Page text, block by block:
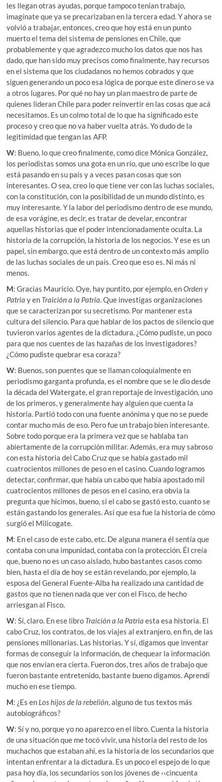
les llegan otras ayudas, porque tampoco tenían trabajo,
imagínate que ya se precarizaban en la tercera edad. Y ahora se
volvió a trabajar, entonces, creo que hoy está en un punto
muerto el tema del sistema de pensiones en Chile, que
probablemente y que agradezco mucho los datos que nos has
dado, que han sido muy precisos como finalmente, hay recursos
en el sistema que los ciudadanos no hemos cobrados y que
siguen generando un poco esa lógica de porque este dinero se va
a otros lugares. Por qué no hay un plan maestro de parte de
quienes lideran Chile para poder reinvertir en las cosas que acá
necesitamos. Es un colmo total de lo que ha significado este
proceso y creo que no va haber vuelta atrás. Yo dudo de la
legitimidad que tengan las AFP.
W: Bueno, lo que creo finalmente, como dice Mónica González,
los periodistas somos una gota en un río, que uno escribe lo que
está pasando en su país y a veces pasan cosas que son
interesantes. O sea, creo lo que tiene ver con las luchas sociales,
con la constitución, con la posibilidad de un mundo distinto, es
muy interesante. Y la labor del periodismo dentro de ese mundo,
de esa vorágine, es decir, es tratar de develar, encontrar
aquellas historias que el poder intencionadamente oculta. La
historia de la corrupción, la historia de los negocios. Y ese es un
papel, sin embargo, que está dentro de un contexto más amplio
de las luchas sociales de un país. Creo que eso es. Ni más ni
menos.
M: Gracias Mauricio. Oye, hay puntito, por ejemplo, enOrden y
Patria y en Traición a la Patria. Que investigas organizaciones
que se caracterizan por su secretismo. Por mantener esta
cultura del silencio. Para que hablar de los pactos de silencio que
tuvieron varios agentes de la dictadura. ¿Cómo pudiste, un poco
para que nos cuentes de las hazañas de los investigadores?
¿Cómo pudiste quebrar esa coraza?
W: Buenos, son puentes que se llaman coloquialmente en
periodismo garganta profunda, es el nombre que se le dio desde
la década del Watergate, el gran reportaje de investigación, uno
de los primeros, y generalmente hay alguien que cuenta la
historia. Partió todo con una fuente anónima y que no se puede
contar mucho más de eso. Pero fue un trabajo bien interesante.
Sobre todo porque era la primera vez que se hablaba tan
abiertamente de la corrupción militar. Además, era muy sabroso
con esta historia del Cabo Cruz que se había gastado mil
cuatrocientos millones de peso en el casino. Cuando logramos
detectar, confirmar, que había un cabo que había apostado mil
cuatrocientos millones de pesos en el casino, era obvia la
pregunta que hicimos, bueno, si el cabo se gastó esto, cuanto se
están gastando los generales. Así que esa fue la historia de cómo
surgió el Milicogate.
M: En el caso de este cabo, etc. De alguna manera él sentía que
contaba con una impunidad, contaba con la protección. Él creía
que, bueno no es un caso aislado, hubo bastantes casos como
bien, hasta el día de hoy se están revelando, por ejemplo, la
esposa del General Fuente-Alba ha realizado una cantidad de
gastos que no tienen nada que ver con el Fisco, de hecho
arriesgan al Fisco.
W: Sí, claro. En ese libro Traición a la Patria esta esa historia. El
cabo Cruz, los contratos, de los viajes al extranjero, en fin, de las
pensiones millonarias. Las historias. Y sí, digamos que inventar
formas de conseguir la información, de chequear la información
que nos envían era cierta. Fueron dos, tres años de trabajo que
fueron bastante entretenido, bastante bueno digamos. Aprendí
mucho en ese tiempo.
M: ¿Es en Los hijos de la rebelión, alguno de tus textos más
autobiográficos?
W: Sí y no, porque yo no aparezco en el libro. Cuenta la historia
de una situación que me tocó vivir, una historia del resto de los
muchachos que estaban ahí, es la historia de los secundarios que
intentan enfrentar a la dictadura. Es un poco el espejo de lo que
pasa hoy día, los secundarios son los jóvenes de ‹‹cincuenta